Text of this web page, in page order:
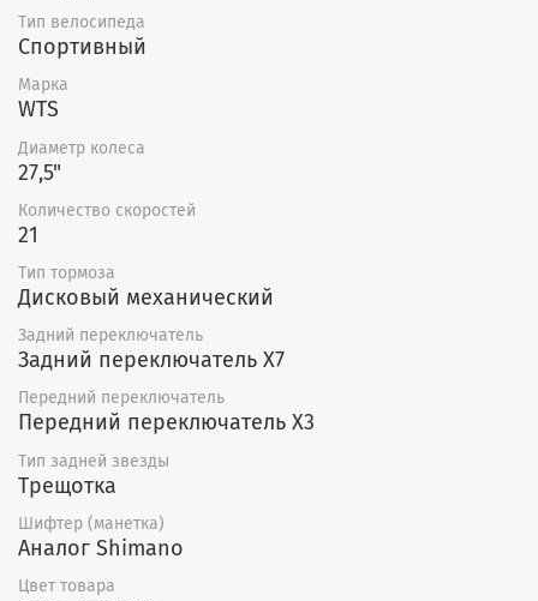
Тип велосипеда
Спортивный
Марка
WTS
Диаметр колеса
27,5"
Количество скоростей
21
Тип тормоза
Дисковый механический
Задний переключатель
Задний переключатель X7
Передний переключатель
Передний переключатель X3
Тип задней звезды
Трещотка
Шифтер (манетка)
Аналог Shimano
Цвет товара